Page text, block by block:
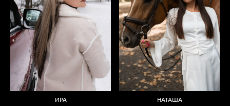
ИРА НАТАША